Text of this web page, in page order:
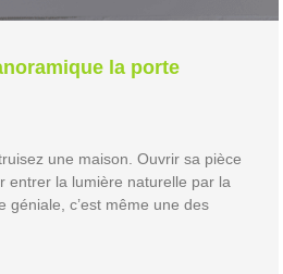
la porte
une maison. Ouvrir sa pièce
entrer la lumière naturelle par la
géniale, c’est même une des